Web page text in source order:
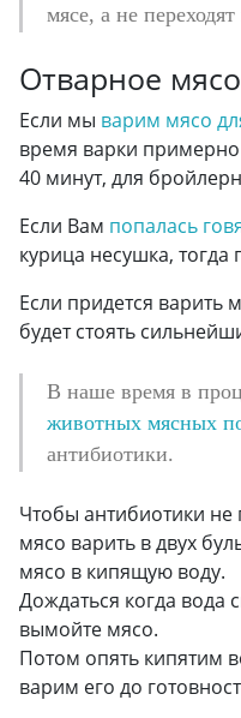
мясе, а не переходят
Отварное
Если мы варим мясо
время варки
40 минут, для
Если Вам попалась
курица несушка, тогда
Если придется варить
будет стоять
В наше время в
животных мясных
антибиотики.
Чтобы антибиотики
мясо варить в двух
мясо в кипящую воду.
Дождаться когда вода
вымойте мясо.
Потом опять кипятим
варим его до